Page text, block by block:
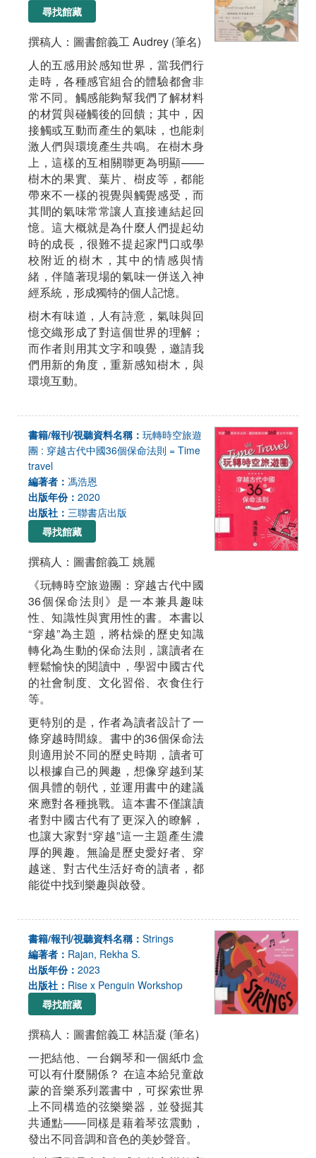
尋找館藏
撰稿人：圖書館義工 Audrey (筆名)
人的五感用於感知世界，當我們行
走時，各種感官組合的體驗都會非
常不同。觸感能夠幫我們了解材料
的材質與碰觸後的回饋；其中，因
接觸或互動而產生的氣味，也能刺
激人們與環境產生共鳴。在樹木身
上，這樣的互相關聯更為明顯——
樹木的果實、葉片、樹皮等，都能
帶來不一樣的視覺與觸覺感受，而
其間的氣味常常讓人直接連結起回
憶。這大概就是為什麼人們提起幼
時的成長，很難不提起家門口或學
校附近的樹木，其中的情感與情
緒，伴隨著現場的氣味一併送入神
經系統，形成獨特的個人記憶。
樹木有味道，人有詩意，氣味與回
憶交織形成了對這個世界的理解；
而作者則用其文字和嗅覺，邀請我
們用新的角度，重新感知樹木，與
環境互動。
書籍/報刊/視聽資料名稱： 玩轉時空旅遊
團 : 穿越古代中國36個保命法則 = Time
travel
編著者： 馮浩恩
出版年份： 2020
出版社： 三聯書店出版
尋找館藏
撰稿人：圖書館義工 姚麗
《玩轉時空旅遊團：穿越古代中國
36個保命法則》是一本兼具趣味
性、知識性與實用性的書。本書以
“穿越”為主題，將枯燥的歷史知識
轉化為生動的保命法則，讓讀者在
輕鬆愉快的閱讀中，學習中國古代
的社會制度、文化習俗、衣食住行
等。
更特別的是，作者為讀者設計了一
條穿越時間線。書中的36個保命法
則適用於不同的歷史時期，讀者可
以根據自己的興趣，想像穿越到某
個具體的朝代，並運用書中的建議
來應對各種挑戰。這本書不僅讓讀
者對中國古代有了更深入的瞭解，
也讓大家對“穿越”這一主題產生濃
厚的興趣。無論是歷史愛好者、穿
越迷、對古代生活好奇的讀者，都
能從中找到樂趣與啟發。
書籍/報刊/視聽資料名稱： Strings
編著者： Rajan, Rekha S.
出版年份： 2023
出版社： Rise x Penguin Workshop
尋找館藏
撰稿人：圖書館義工 林語凝 (筆名)
一把結他、一台鋼琴和一個紙巾盒
可以有什麼關係？ 在這本給兒童啟
蒙的音樂系列叢書中，可探索世界
上不同構造的弦樂樂器，並發掘其
共通點——同樣是藉着琴弦震動，
發出不同音調和音色的美妙聲音。